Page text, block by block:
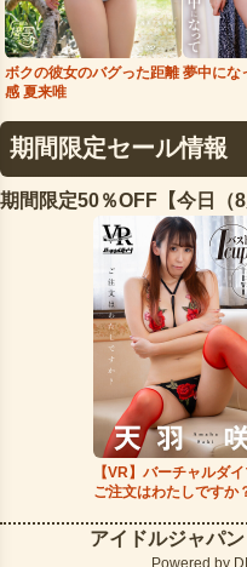
ボクの彼女のバグった距離
感 夏来唯
夢中にな
期間限定セール情報
期間限定50％OFF【今日（
【VR】バーチャルダ
ご注文はわたしですか
アイドルジャパ